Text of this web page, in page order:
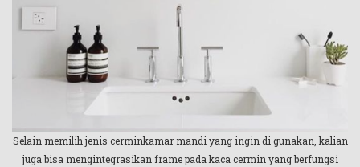
Selain memilih jenis cerminkamar mandi yang ingin di gunakan, kalian
juga bisa mengintegrasikan frame pada kaca cermin yang berfungsi